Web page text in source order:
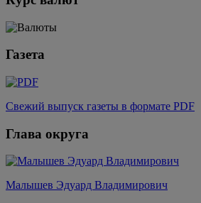
Газета
Свежий выпуск газеты в формате PDF
Глава округа
Малышев Эдуард Владимирович